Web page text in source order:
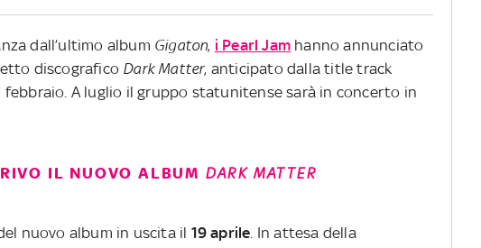
dall’ultimo album Gigaton, i Pearl Jam hanno annunciato
discografico Dark Matter, anticipato dalla title track
febbraio. A luglio il gruppo statunitense sarà in concerto in
IL NUOVO ALBUM DARK MATTER
nuovo album in uscita il 19 aprile . In attesa della